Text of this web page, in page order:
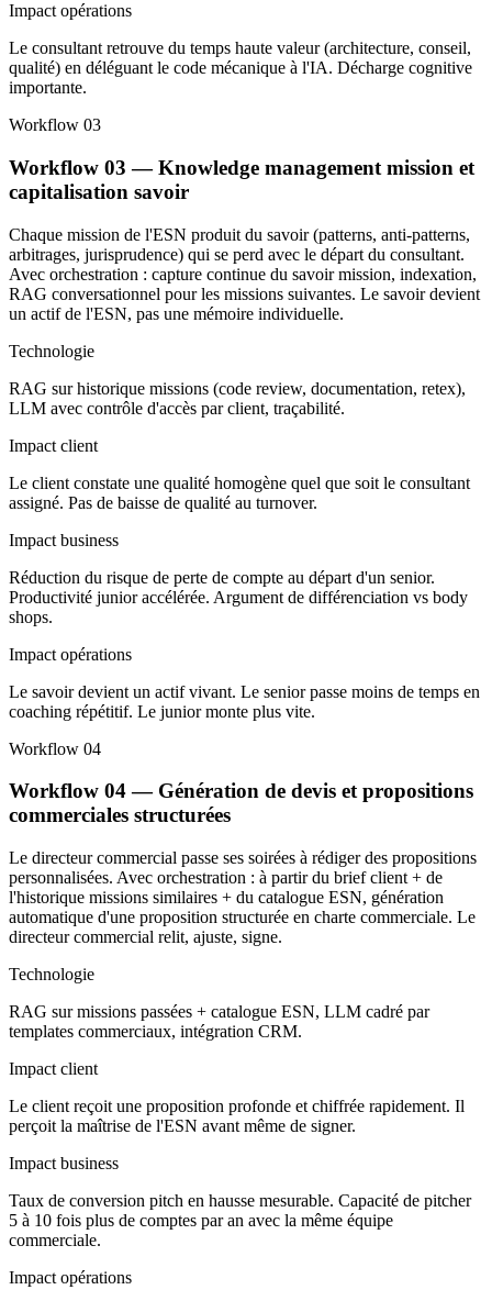
Impact opérations
Le consultant retrouve du temps haute valeur (architecture, conseil,
qualité) en déléguant le code mécanique à l'IA. Décharge cognitive
importante.
Workflow 03
Workflow 03 — Knowledge management mission et
capitalisation savoir
Chaque mission de l'ESN produit du savoir (patterns, anti-patterns,
arbitrages, jurisprudence) qui se perd avec le départ du consultant.
Avec orchestration : capture continue du savoir mission, indexation,
RAG conversationnel pour les missions suivantes. Le savoir devient
un actif de l'ESN, pas une mémoire individuelle.
Technologie
RAG sur historique missions (code review, documentation, retex),
LLM avec contrôle d'accès par client, traçabilité.
Impact client
Le client constate une qualité homogène quel que soit le consultant
assigné. Pas de baisse de qualité au turnover.
Impact business
Réduction du risque de perte de compte au départ d'un senior.
Productivité junior accélérée. Argument de différenciation vs body
shops.
Impact opérations
Le savoir devient un actif vivant. Le senior passe moins de temps en
coaching répétitif. Le junior monte plus vite.
Workflow 04
Workflow 04 — Génération de devis et propositions
commerciales structurées
Le directeur commercial passe ses soirées à rédiger des propositions
personnalisées. Avec orchestration : à partir du brief client + de
l'historique missions similaires + du catalogue ESN, génération
automatique d'une proposition structurée en charte commerciale. Le
directeur commercial relit, ajuste, signe.
Technologie
RAG sur missions passées + catalogue ESN, LLM cadré par
templates commerciaux, intégration CRM.
Impact client
Le client reçoit une proposition profonde et chiffrée rapidement. Il
perçoit la maîtrise de l'ESN avant même de signer.
Impact business
Taux de conversion pitch en hausse mesurable. Capacité de pitcher
5 à 10 fois plus de comptes par an avec la même équipe
commerciale.
Impact opérations